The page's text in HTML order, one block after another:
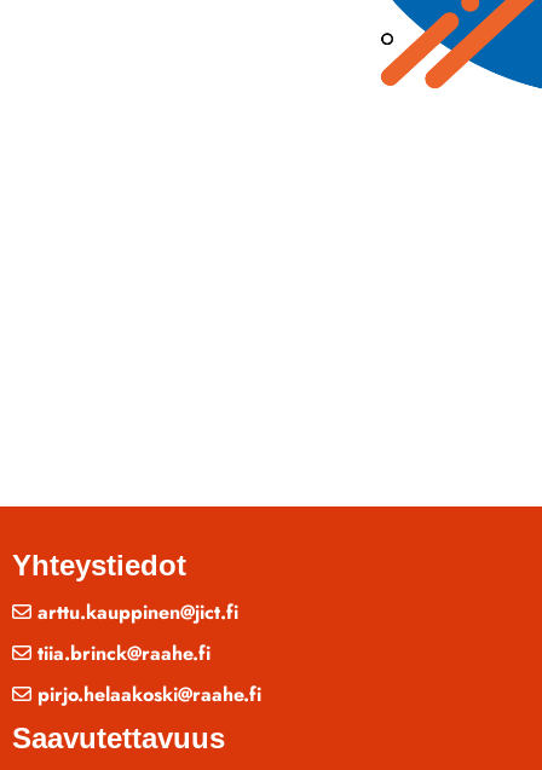
Yhteystiedot
arttu.kauppinen@jict.fi
tiia.brinck@raahe.fi
pirjo.helaakoski@raahe.fi
Saavutettavuus